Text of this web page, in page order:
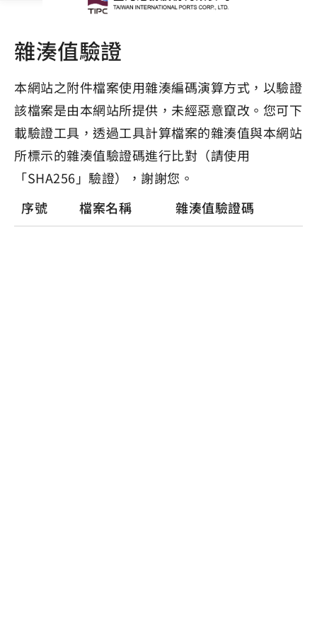
雜湊值驗證
本網站之附件檔案使用雜湊編碼演算方式，以驗證
該檔案是由本網站所提供，未經惡意竄改。您可下
載驗證工具，透過工具計算檔案的雜湊值與本網站
所標示的雜湊值驗證碼進行比對（請使用
「SHA256」驗證），謝謝您。
序號
檔案名稱 雜湊值驗證碼